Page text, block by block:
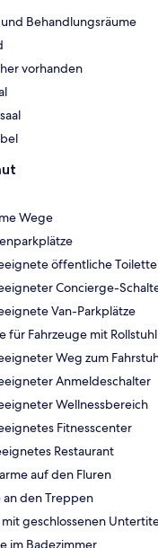
Behandlungsräume
vorhanden
Wege
öffentliche Toilette
Concierge-
Van-Parkplätze
für Fahrzeuge mit Rollstuhl
Weg zum
Anmeldeschalter
Wellnessbereich
Fitnesscenter
Restaurant
auf den Fluren
an den Treppen
mit geschlossenen
im Badezimmer